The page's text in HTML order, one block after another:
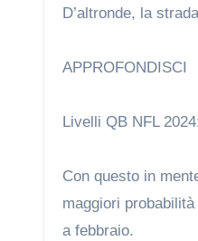
D’altronde, la
APPROFONDISCI
Livelli QB NFL
Con questo in
maggiori
a febbraio.